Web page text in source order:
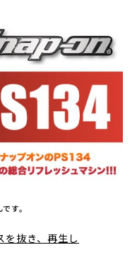
す。
を抜き、再生し